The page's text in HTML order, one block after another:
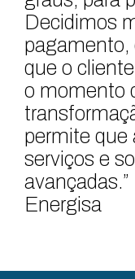
Decidimos
pagamento,
que o
o momento
permite que
serviços e
Energisa